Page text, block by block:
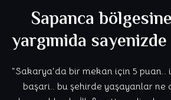
Sapanca
yargımida
“Sakarya'da bir mekan için 5 puan..
başari.. bu şehirde yaşayanlar ne